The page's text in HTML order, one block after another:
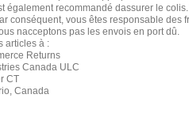
également recommandé dassurer le
conséquent, vous êtes responsable des
nacceptons pas les envois en port dû.
articles à :
Returns
Canada ULC
CT
Canada